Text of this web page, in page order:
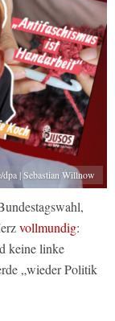
dpa | Sebastian Willnow
vollmundig:
keine linke
„wieder Politik